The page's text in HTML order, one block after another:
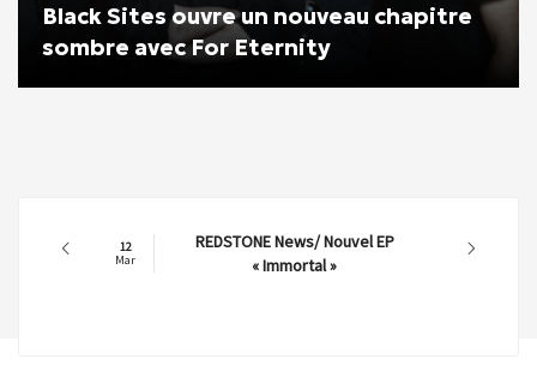
Black Sites ouvre un nouveau chapitre
sombre avec For Eternity
12
Mar
REDSTONE News/ Nouvel EP
« Immortal »